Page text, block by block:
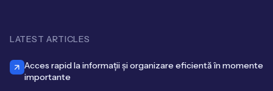
LATEST ARTICLES
Acces rapid la informații și organizare eficientă în momente
importante